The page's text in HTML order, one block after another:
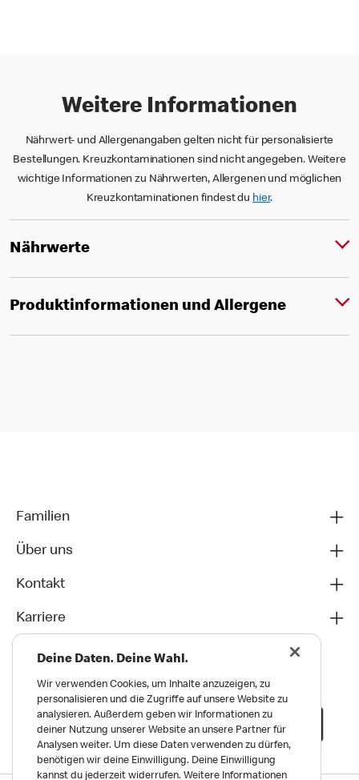
Weitere Informationen
Nährwert- und Allergenangaben gelten nicht für personalisierte
Bestellungen. Kreuzkontaminationen sind nicht angegeben. Weitere
wichtige Informationen zu Nährwerten, Allergenen und möglichen
Kreuzkontaminationen findest du hier.
Nährwerte
Produktinformationen und Allergene
Familien
Über uns
Kontakt
Karriere
Deine Daten. Deine Wahl.
Wir verwenden Cookies, um Inhalte anzuzeigen, zu
personalisieren und die Zugriffe auf unsere Website zu
analysieren. Außerdem geben wir Informationen zu
deiner Nutzung unserer Website an unsere Partner für
Analysen weiter. Um diese Daten verwenden zu dürfen,
benötigen wir deine Einwilligung. Deine Einwilligung
kannst du jederzeit widerrufen. Weitere Informationen